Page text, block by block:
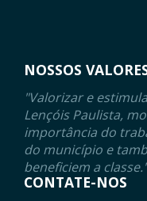
NOSSOS
"Valorizar e
Lençóis Paulista,
importância do
do município e
beneficiem a classe."
CONTATE-NOS